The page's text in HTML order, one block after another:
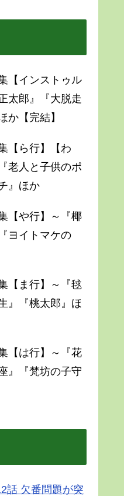
【インストゥル
太郎』『大脱走
か【完結】
【ら行】【わ
老人と子供のポ
』ほか
【や行】～『椰
ヨイトマケの
【ま行】～『毬
』『桃太郎』ほ
【は行】～『花
』『梵坊の子守
話 欠番問題が突